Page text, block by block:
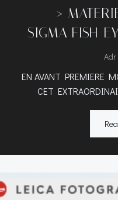
—–>
SIGMA FISH-
Adr
EN AVANT PREMIERE
CET